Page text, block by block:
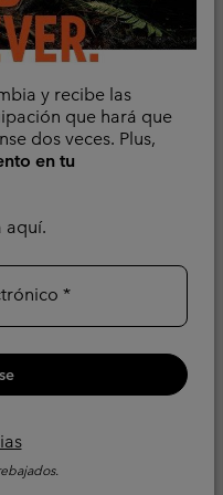
y recibe las
que hará que
dos veces. Plus,
en tu
aquí.
equiparte y consejos
para hacer
más tiempo y con